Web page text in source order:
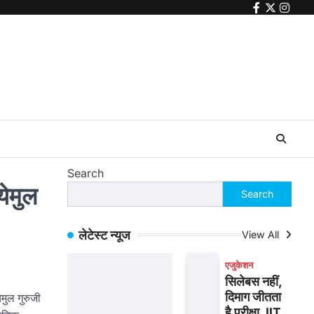
facebook
twitter
गुरुजी
Search
Search
लेटेस्ट न्यूज View All
एजुकेशन
सिलेबस नहीं,
दिमाग जीतता